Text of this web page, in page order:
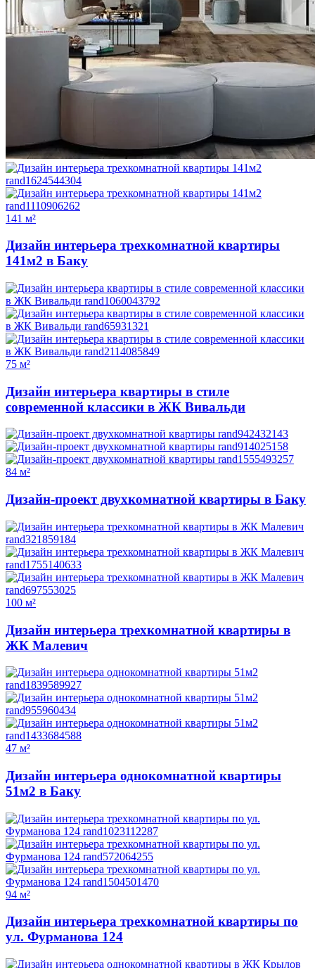
141 м²
Дизайн интерьера трехкомнатной квартиры
141м2 в Баку
75 м²
Дизайн интерьера квартиры в стиле
современной классики в ЖК Вивальди
84 м²
Дизайн-проект двухкомнатной квартиры в Баку
100 м²
Дизайн интерьера трехкомнатной квартиры в
ЖК Малевич
47 м²
Дизайн интерьера однокомнатной квартиры
51м2 в Баку
94 м²
Дизайн интерьера трехкомнатной квартиры по
ул. Фурманова 124